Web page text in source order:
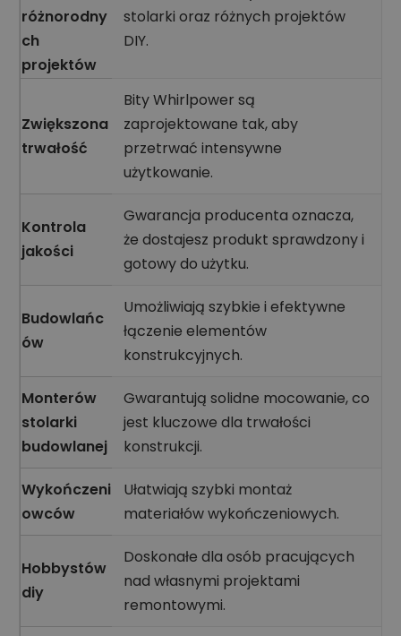
różnorodny
ch
projektów
stolarki oraz różnych projektów
DIY.
Zwiększona
trwałość
Bity Whirlpower są
zaprojektowane tak, aby
przetrwać intensywne
użytkowanie.
Kontrola
jakości
Gwarancja producenta oznacza,
że dostajesz produkt sprawdzony i
gotowy do użytku.
Budowlańc
ów
Umożliwiają szybkie i efektywne
łączenie elementów
konstrukcyjnych.
Monterów
stolarki
budowlanej
Gwarantują solidne mocowanie, co
jest kluczowe dla trwałości
konstrukcji.
Wykończeni
owców
Ułatwiają szybki montaż
materiałów wykończeniowych.
Hobbystów
diy
Doskonałe dla osób pracujących
nad własnymi projektami
remontowymi.